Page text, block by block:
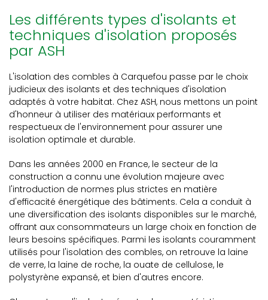
Les différents types d'isolants et
techniques d'isolation proposés
par ASH
L'isolation des combles à Carquefou passe par le choix
judicieux des isolants et des techniques d'isolation
adaptés à votre habitat. Chez ASH, nous mettons un point
d'honneur à utiliser des matériaux performants et
respectueux de l'environnement pour assurer une
isolation optimale et durable.
Dans les années 2000 en France, le secteur de la
construction a connu une évolution majeure avec
l'introduction de normes plus strictes en matière
d'efficacité énergétique des bâtiments. Cela a conduit à
une diversification des isolants disponibles sur le marché,
offrant aux consommateurs un large choix en fonction de
leurs besoins spécifiques. Parmi les isolants couramment
utilisés pour l'isolation des combles, on retrouve la laine
de verre, la laine de roche, la ouate de cellulose, le
polystyrène expansé, et bien d'autres encore.